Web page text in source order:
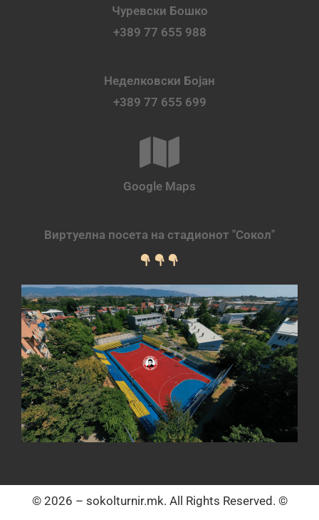
Чуревски Бошко
+389 77 655 988
Неделковски Бојан
+389 77 655 699
Google Maps
Виртуелна посета на стадионот "Сокол"
© 2026 – sokolturnir.mk. All Rights Reserved. ©